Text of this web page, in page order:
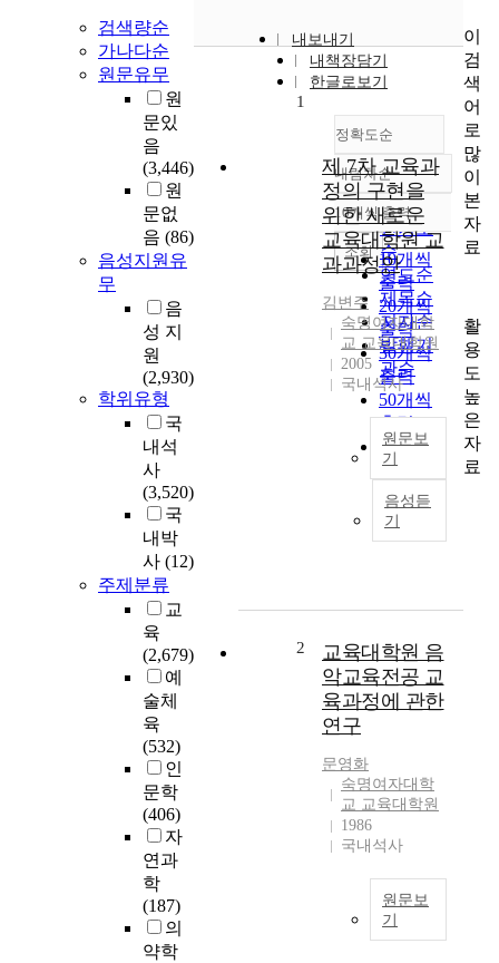
검색량순
가나다순
원문유무
원
문있
음
(3,446)
원
문없
음 (86)
음성지원유
무
음
성 지
원
(2,930)
학위유형
국
내석
사
(3,520)
국
내박
사 (12)
주제분류
교
육
(2,679)
예
술체
육
(532)
인
문학
(406)
자
연과
학
(187)
의
약학
내보내기
내책장담기
한글로보기
정확도순
정확도
순
인기도
순
연도순
제목순
저자순
발행기
관순
내림차순
내림차순
10개씩 출력
10개씩
출력
20개씩
출력
30개씩
출력
50개씩
출력
100개씩
출력
조회
1
제 7차 교육과
정의 구현을
위한 새로운
교육대학원 교
과과정안
김변주
숙명여자대학
교 교육대학원
2005
국내석사
원문보
기
음성듣
기
2
교육대학원 음
악교육전공 교
육과정에 관한
연구
문영화
숙명여자대학
교 교육대학원
1986
국내석사
원문보
기
이
검
색
어
로
많
이
본
자
료
활
용
도
높
은
자
료